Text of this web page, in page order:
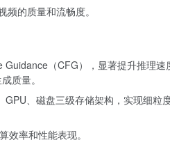
的质量和流畅度。
Guidance（CFG），显著提升推理速
质量。
GPU、磁盘三级存储架构，实现细粒
效率和性能表现。